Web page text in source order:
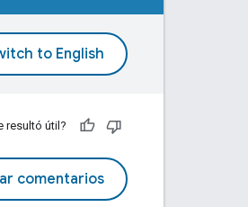
resultó útil?
comentarios